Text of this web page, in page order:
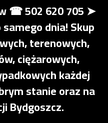
☎ 502 620 705 ➤
dnia! Skup
terenowych,
ciężarowych,
każdej
stanie oraz na
Bydgoszcz.